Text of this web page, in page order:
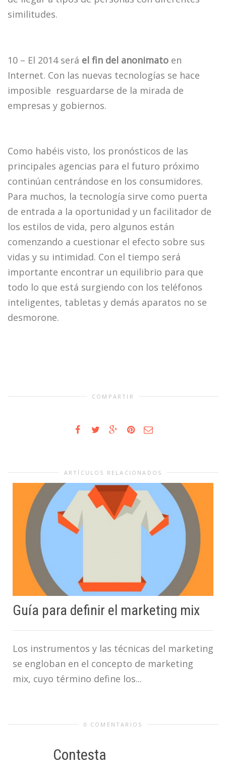
similitudes.
10 – El 2014 será el fin del anonimato en
Internet. Con las nuevas tecnologías se hace
imposible resguardarse de la mirada de
empresas y gobiernos.
Como habéis visto, los pronósticos de las
principales agencias para el futuro próximo
continúan centrándose en los consumidores.
Para muchos, la tecnología sirve como puerta
de entrada a la oportunidad y un facilitador de
los estilos de vida, pero algunos están
comenzando a cuestionar el efecto sobre sus
vidas y su intimidad. Con el tiempo será
importante encontrar un equilibrio para que
todo lo que está surgiendo con los teléfonos
inteligentes, tabletas y demás aparatos no se
desmorone.
COMPARTIR
ARTÍCULOS RELACIONADOS
Guía para definir el marketing mix
Los instrumentos y las técnicas del marketing
se engloban en el concepto de marketing
mix, cuyo término define los...
0 COMENTARIOS
Contesta